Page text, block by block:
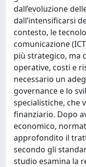
dall’evoluzione
dall’intensificarsi
contesto, le
comunicazione
più strategico, ma
operative, costi e
necessario un
governance e lo
specialistiche, che
finanziario. Dopo
economico,
approfondito il
secondo gli
studio esamina la